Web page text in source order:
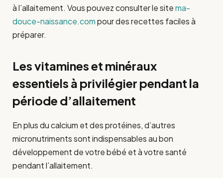
à l’allaitement. Vous pouvez consulter le sitema-
douce-naissance.compour des recettes faciles à
préparer.
Les vitamines et minéraux
essentiels à privilégier pendant la
période d’allaitement
En plus du calcium et des protéines, d’autres
micronutriments sont indispensables au bon
développement de votre bébé et à votre santé
pendant l’allaitement.